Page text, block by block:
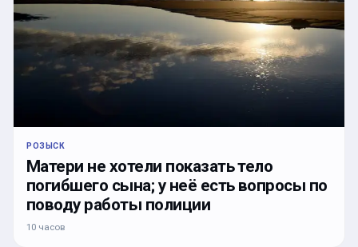
РОЗЫСК
Матери не хотели показать тело
погибшего сына; у неё есть вопросы по
поводу работы полиции
10 часов